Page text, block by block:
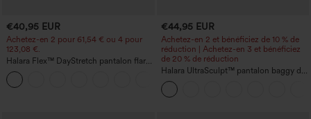
€40,95 EUR
Achetez-en 2 pour 61,54 € ou 4 pour
123,08 €.
Halara Flex™ DayStretch pantalon flare
de travail, taille mi-haute, poche latérale
zippée
€44,95 EUR
Achetez-en 2 et bénéficiez de 10 % de
réduction | Achetez-en 3 et bénéficiez
de 20 % de réduction
Halara UltraSculpt™ pantalon baggy de
yoga taille haute à effet gainant pour le
ventre, à rayures color block, avec
poches